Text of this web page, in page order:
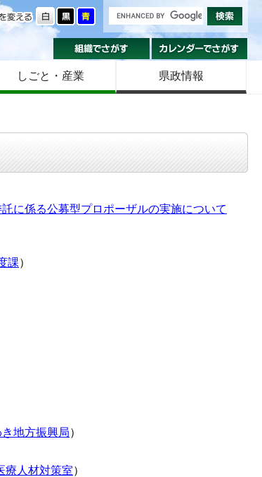
色を変える
組織でさがす
しごと・産業 県政情報
に係る公募型プロポーザルの実施について
課）
き地方振興局）
療人材対策室）